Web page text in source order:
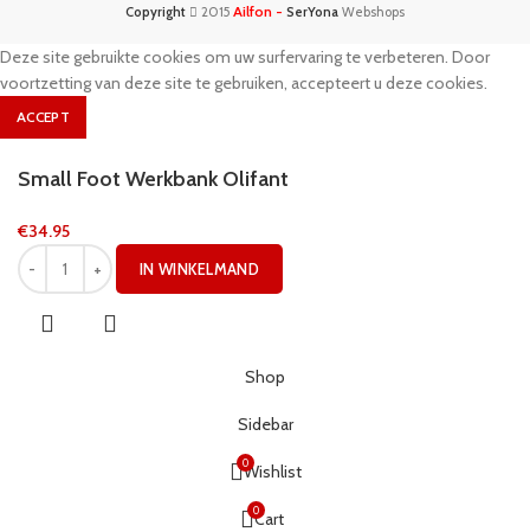
Copyright 2015 Ailfon - SerYona Webshops
Deze site gebruikte cookies om uw surfervaring te verbeteren. Door
voortzetting van deze site te gebruiken, accepteert u deze cookies.
ACCEPT
Small Foot Werkbank Olifant
€34.95
IN WINKELMAND
Shop
Sidebar
0Wishlist
0Cart